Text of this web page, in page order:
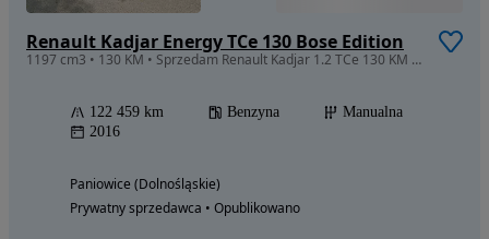
Renault Kadjar Energy TCe 130 Bose Edition
1197 cm3 • 130 KM • Sprzedam Renault Kadjar 1.2 TCe 130 KM w bogatej wersji BOSE Edition,
122 459 km Benzyna
Manualna
2016
Paniowice (Dolnośląskie)
Prywatny sprzedawca • Opublikowano